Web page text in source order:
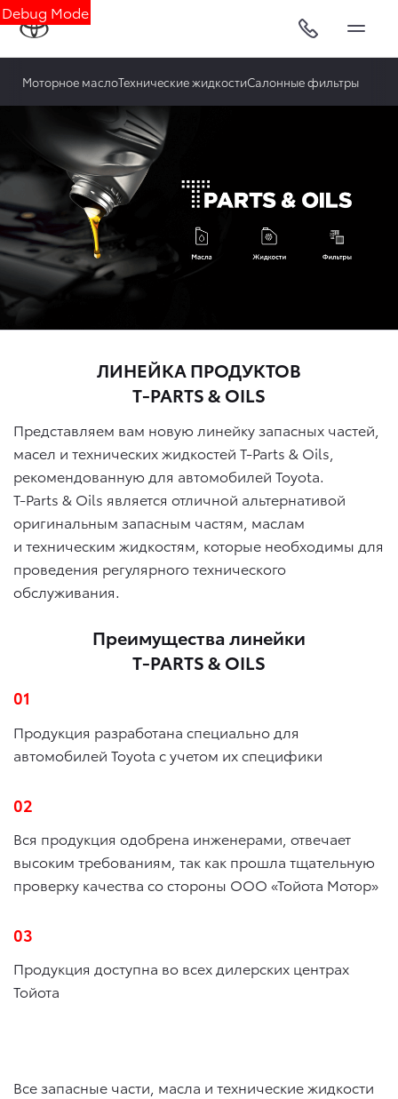
Debug Mode
Моторное маслоТехнические жидкостиСалонные фильтры
ЛИНЕЙКА ПРОДУКТОВ
T-PARTS & OILS
Представляем вам новую линейку запасных частей,
масел и технических жидкостей T-Parts & Oils,
рекомендованную для автомобилей Toyota.
T-Parts & Oils является отличной альтернативой
оригинальным запасным частям, маслам
и техническим жидкостям, которые необходимы для
проведения регулярного технического
обслуживания.
Преимущества линейки
T-PARTS & OILS
01
Продукция разработана специально для
автомобилей Toyota с учетом их специфики
02
Вся продукция одобрена инженерами, отвечает
высоким требованиям, так как прошла тщательную
проверку качества со стороны ООО «Тойота Мотор»
03
Продукция доступна во всех дилерских центрах
Тойота
Все запасные части, масла и технические жидкости